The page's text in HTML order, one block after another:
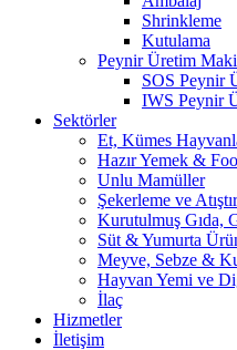
Shrinkleme
Kutulama
Peynir Üretim
SOS Peynir
IWS Peynir
Sektörler
Et, Kümes
Hazır Yemek &
Unlu Mamüller
Şekerleme ve
Kurutulmuş Gıda,
Süt & Yumurta
Meyve, Sebze &
Hayvan Yemi ve
İlaç
Hizmetler
İletişim